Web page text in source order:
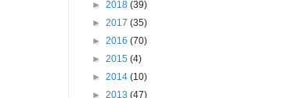
► 2018 (39)
► 2017 (35)
► 2016 (70)
► 2015 (4)
► 2014 (10)
► 2013 (47)